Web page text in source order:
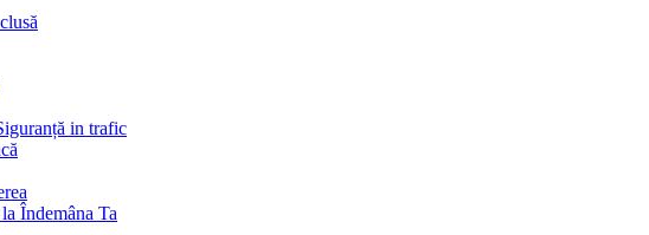
in trafic
Îndemâna Ta